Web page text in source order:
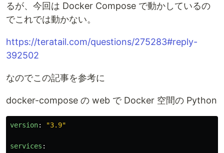
るが、今回は Docker Compose で動かしているの
でこれでは動かない。
https://teratail.com/questions/275283#reply-
392502
なのでこの記事を参考に
docker-compose の web で Docker 空間の Python
version: "3.9"
services :